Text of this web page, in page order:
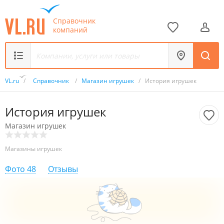
Справочник
компаний
VL.ru / Справочник / Магазин игрушек / История игрушек
История игрушек
Магазин игрушек
Магазины игрушек
Фото 48 Отзывы